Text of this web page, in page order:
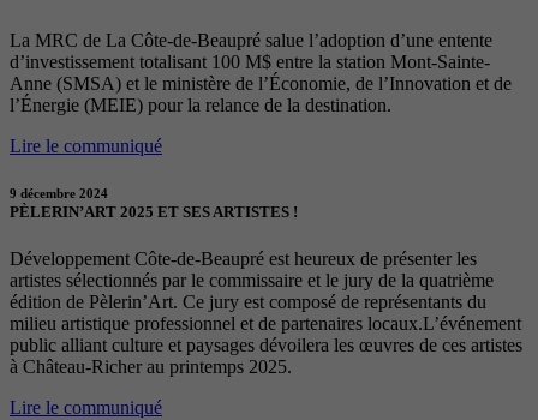
La MRC de La Côte-de-Beaupré salue l’adoption d’une entente
d’investissement totalisant 100 M$ entre la station Mont-Sainte-
Anne (SMSA) et le ministère de l’Économie, de l’Innovation et de
l’Énergie (MEIE) pour la relance de la destination.
Lire le communiqué
9 décembre 2024
PÈLERIN’ART 2025 ET SES ARTISTES !
Développement Côte-de-Beaupré est heureux de présenter les
artistes sélectionnés par le commissaire et le jury de la quatrième
édition de Pèlerin’Art. Ce jury est composé de représentants du
milieu artistique professionnel et de partenaires locaux.L’événement
public alliant culture et paysages dévoilera les œuvres de ces artistes
à Château-Richer au printemps 2025.
Lire le communiqué